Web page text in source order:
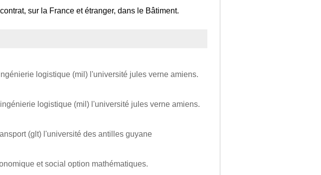
sur la France et étranger, dans le Bâtiment.
logistique (mil) l'université jules verne amiens.
logistique (mil) l'université jules verne amiens.
(glt) l'université des antilles guyane
et social option mathématiques.